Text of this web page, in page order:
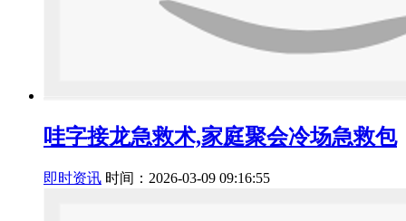
哇字接龙急救术,家庭聚会冷场急救包
即时资讯 时间：2026-03-09 09:16:55